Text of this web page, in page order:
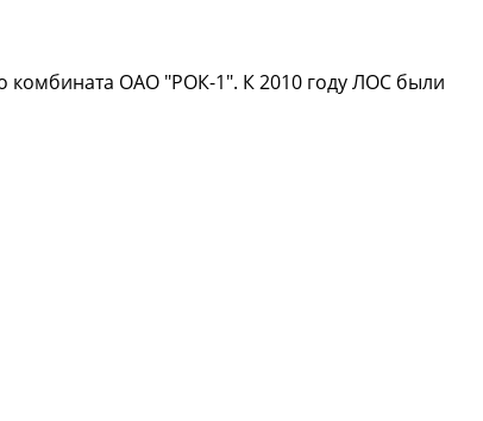
комбината ОАО "РОК-1". К 2010 году ЛОС были